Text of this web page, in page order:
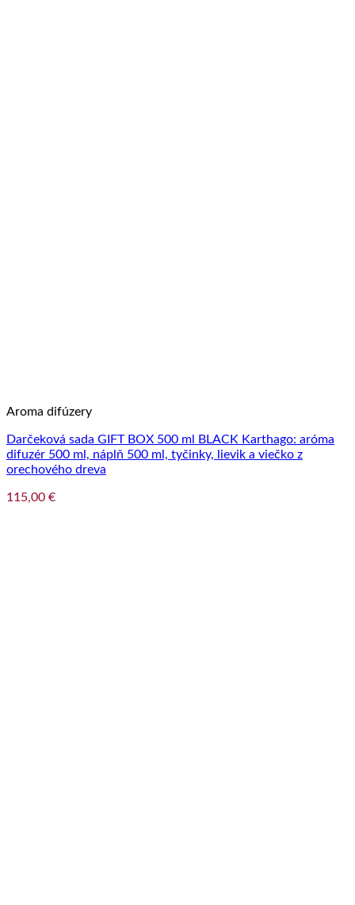
Aroma difúzery
Darčeková sada GIFT BOX 500 ml BLACK Karthago: aróma
difuzér 500 ml, náplň 500 ml, tyčinky, lievik a viečko z
orechového dreva
115,00 €